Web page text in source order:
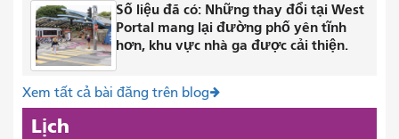
Số liệu đã có: Những thay đổi tại West
Portal mang lại đường phố yên tĩnh
hơn, khu vực nhà ga được cải thiện.
Xem tất cả bài đăng trên blog
Lịch